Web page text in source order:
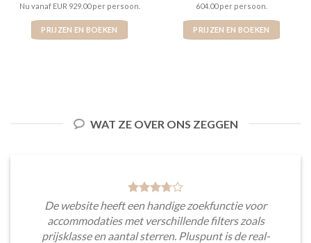
Nu vanaf EUR 929.00 per persoon.
PRIJZEN EN BOEKEN
604.00 per persoon.
PRIJZEN EN BOEKEN
WAT ZE OVER ONS ZEGGEN
De website heeft een handige zoekfunctie voor
accommodaties met verschillende filters zoals
prijsklasse en aantal sterren. Pluspunt is de real-